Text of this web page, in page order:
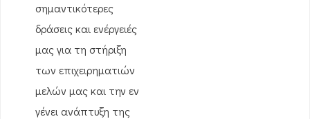
σημαντικότερες
δράσεις και ενέργειές
μας για τη στήριξη
των επιχειρηματιών
μελών μας και την εν
γένει ανάπτυξη της